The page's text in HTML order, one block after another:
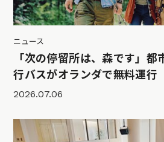
ニュース
「次の停留所は、森です」都
行バスがオランダで無料運行
2026.07.06